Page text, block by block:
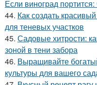
Если виноград портится:
44. Как создать
для теневых участков
45. Садовые хитрости:
зоной в тени забора
46. Выращивайте
культуры для вашего